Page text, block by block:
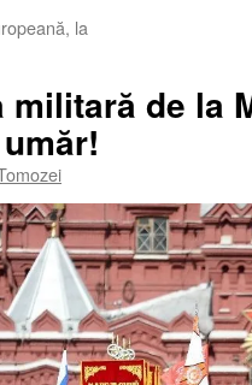
la
militară de la